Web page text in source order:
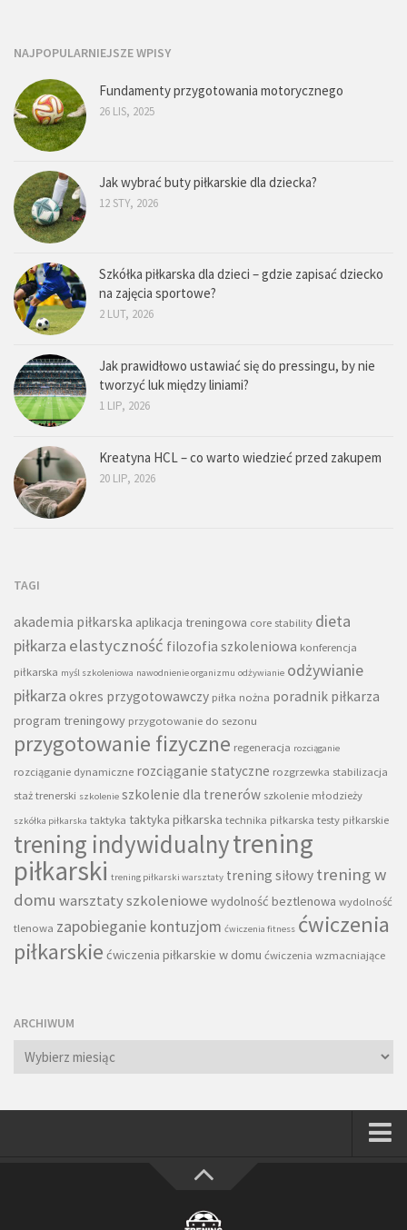
NAJPOPULARNIEJSZE WPISY
Fundamenty przygotowania motorycznego
26 LIS, 2025
Jak wybrać buty piłkarskie dla dziecka?
12 STY, 2026
Szkółka piłkarska dla dzieci – gdzie zapisać dziecko
na zajęcia sportowe?
2 LUT, 2026
Jak prawidłowo ustawiać się do pressingu, by nie
tworzyć luk między liniami?
1 LIP, 2026
Kreatyna HCL – co warto wiedzieć przed zakupem
20 LIP, 2026
TAGI
akademia piłkarska aplikacja treningowa core stability dieta
piłkarza elastyczność filozofia szkoleniowa konferencja
piłkarska myśl szkoleniowa nawodnienie organizmu odżywianie odżywianie
piłkarza okres przygotowawczy piłka nożna poradnik piłkarza
program treningowy przygotowanie do sezonu
przygotowanie fizyczne regeneracja rozciąganie
rozciąganie dynamiczne rozciąganie statyczne rozgrzewka stabilizacja
staż trenerski szkolenie szkolenie dla trenerów szkolenie młodzieży
szkółka piłkarska taktyka taktyka piłkarska technika piłkarska testy piłkarskie
trening indywidualnytrening
piłkarski trening piłkarski warsztaty trening siłowy trening w
domu warsztaty szkoleniowe wydolność beztlenowa wydolność
tlenowa zapobieganie kontuzjom ćwiczenia fitness ćwiczenia
piłkarskie ćwiczenia piłkarskie w domu ćwiczenia wzmacniające
ARCHIWUM
Archiwum